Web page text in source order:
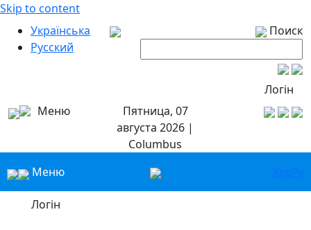
Skip to content
Українська
Русский
Поиск
Логін
Меню
Пятница, 07
августа 2026 |
Columbus
Меню
УкрРу
Логін